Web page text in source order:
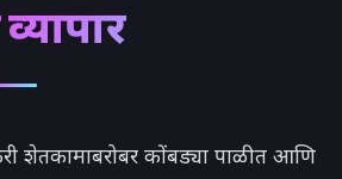
शेतकामाबरोबर कोंबड्या पाळीत आणि